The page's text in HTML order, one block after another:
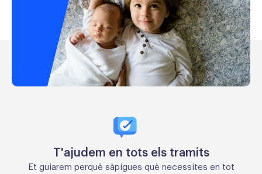
T'ajudem en tots els tramits
Et guiarem perquè sàpigues què necessites en tot